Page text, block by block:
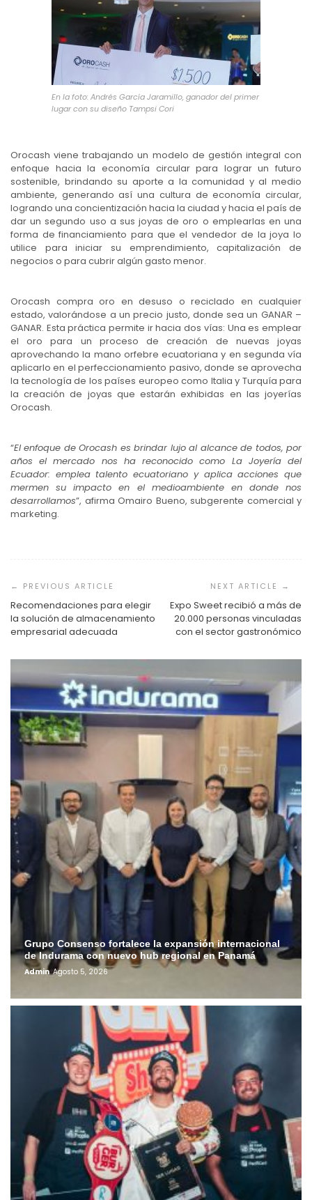
En la foto: Andrés García Jaramillo, ganador del primer
lugar con su diseño Tampsi Cori
Orocash viene trabajando un modelo de gestión integral con
enfoque hacia la economía circular para lograr un futuro
sostenible, brindando su aporte a la comunidad y al medio
ambiente, generando así una cultura de economía circular,
logrando una concientización hacia la ciudad y hacia el país de
dar un segundo uso a sus joyas de oro o emplearlas en una
forma de financiamiento para que el vendedor de la joya lo
utilice para iniciar su emprendimiento, capitalización de
negocios o para cubrir algún gasto menor.
Orocash compra oro en desuso o reciclado en cualquier
estado, valorándose a un precio justo, donde sea un GANAR –
GANAR. Esta práctica permite ir hacia dos vías: Una es emplear
el oro para un proceso de creación de nuevas joyas
aprovechando la mano orfebre ecuatoriana y en segunda vía
aplicarlo en el perfeccionamiento pasivo, donde se aprovecha
la tecnología de los países europeo como Italia y Turquía para
la creación de joyas que estarán exhibidas en las joyerías
Orocash.
“El enfoque de Orocash es brindar lujo al alcance de todos, por
años el mercado nos ha reconocido como La Joyería del
Ecuador: emplea talento ecuatoriano y aplica acciones que
mermen su impacto en el medioambiente en donde nos
desarrollamos”, afirma Omairo Bueno, subgerente comercial y
marketing.
de
entradas
Recomendaciones para elegir
la solución de almacenamiento
empresarial adecuada
Expo Sweet recibió a más de
20.000 personas vinculadas
con el sector gastronómico
Grupo Consenso fortalece la expansión internacional
de Indurama con nuevo hub regional en Panamá
Admin Agosto 5, 2026